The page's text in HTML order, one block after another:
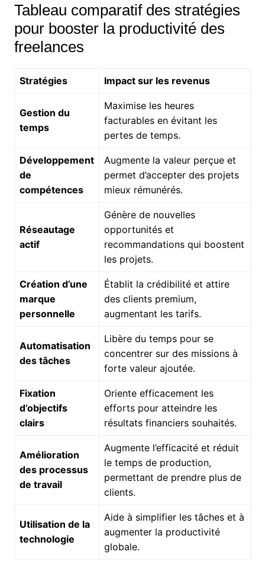
Tableau comparatif des stratégies
pour booster la productivité des
freelances
Stratégies Impact sur les revenus
Gestion du
temps
Maximise les heures
facturables en évitant les
pertes de temps.
Développement
de
compétences
Augmente la valeur perçue et
permet d’accepter des projets
mieux rémunérés.
Réseautage
actif
Génère de nouvelles
opportunités et
recommandations qui boostent
les projets.
Création d’une
marque
personnelle
Établit la crédibilité et attire
des clients premium,
augmentant les tarifs.
Automatisation
des tâches
Libère du temps pour se
concentrer sur des missions à
forte valeur ajoutée.
Fixation
d’objectifs
clairs
Oriente efficacement les
efforts pour atteindre les
résultats financiers souhaités.
Amélioration
des processus
de travail
Augmente l’efficacité et réduit
le temps de production,
permettant de prendre plus de
clients.
Utilisation de la
technologie
Aide à simplifier les tâches et à
augmenter la productivité
globale.